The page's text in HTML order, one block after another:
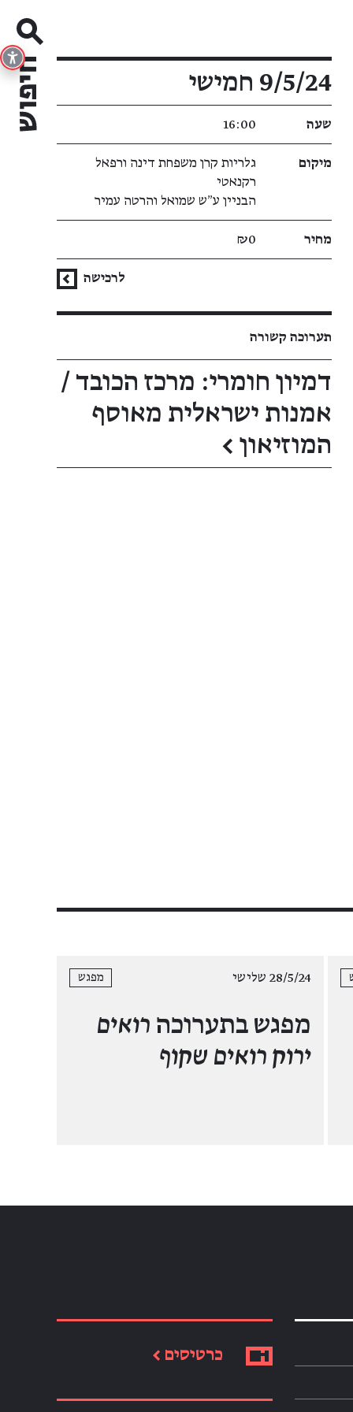
פרטי האירוע
9/5/24 חמישי
שעה 16:00
מיקום
גלריות קרן משפחת דינה ורפאל
רקנאטי
הבניין ע״ש שמואל והרטה עמיר
מחיר ₪0
לרכישה
תערוכה קשורה
דמיון חומרי: מרכז הכובד /
אמנות ישראלית מאוסף
המוזיאון←
28/5/24 שלישי מפגש
מפגש בתערוכה רואים
ירוק רואים שקוף
כרטיסים ←